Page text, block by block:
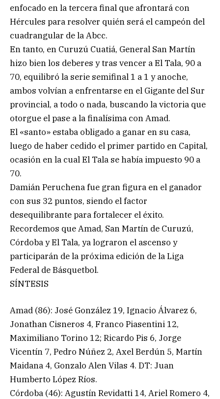
enfocado en la tercera final que afrontará con
Hércules para resolver quién será el campeón del
cuadrangular de la Abcc.
En tanto, en Curuzú Cuatiá, General San Martín
hizo bien los deberes y tras vencer a El Tala, 90 a
70, equilibró la serie semifinal 1 a 1 y anoche,
ambos volvían a enfrentarse en el Gigante del Sur
provincial, a todo o nada, buscando la victoria que
otorgue el pase a la finalísima con Amad.
El «santo» estaba obligado a ganar en su casa,
luego de haber cedido el primer partido en Capital,
ocasión en la cual El Tala se había impuesto 90 a
70.
Damián Peruchena fue gran figura en el ganador
con sus 32 puntos, siendo el factor
desequilibrante para fortalecer el éxito.
Recordemos que Amad, San Martín de Curuzú,
Córdoba y El Tala, ya lograron el ascenso y
participarán de la próxima edición de la Liga
Federal de Básquetbol.
SÍNTESIS
Amad (86): José González 19, Ignacio Álvarez 6,
Jonathan Cisneros 4, Franco Piasentini 12,
Maximiliano Torino 12; Ricardo Pis 6, Jorge
Vicentín 7, Pedro Núñez 2, Axel Berdún 5, Martín
Maidana 4, Gonzalo Alen Vilas 4. DT: Juan
Humberto López Ríos.
Córdoba (46): Agustín Revidatti 14, Ariel Romero 4,